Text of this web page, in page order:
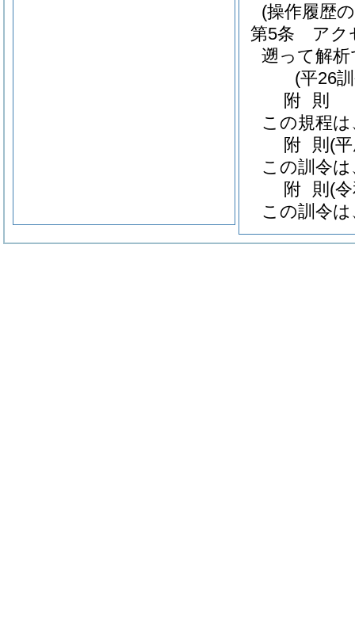
(操作履歴
第5条
アク
遡って解
(平26
附 則
この規程
附 則 (
この訓令
附 則 (
この訓令